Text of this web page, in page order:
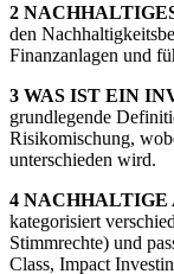
2
den
Finanzanlagen und
3 WAS IST EIN
grundlegende
Risikomischung,
unterschieden wird.
4 NACHHALTIGE
kategorisiert
Stimmrechte) und
Class, Impact